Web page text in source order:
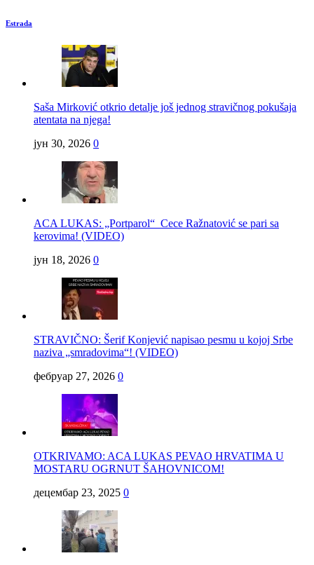
Estrada
Saša Mirković otkrio detalje još jednog stravičnog pokušaja
atentata na njega!
јун 30, 2026 0
ACA LUKAS: „Portparol“ Cece Ražnatović se pari sa
kerovima! (VIDEO)
јун 18, 2026 0
STRAVIČNO: Šerif Konjević napisao pesmu u kojoj Srbe
naziva „smradovima“! (VIDEO)
фебруар 27, 2026 0
OTKRIVAMO: ACA LUKAS PEVAO HRVATIMA U
MOSTARU OGRNUT ŠAHOVNICOM!
децембар 23, 2025 0